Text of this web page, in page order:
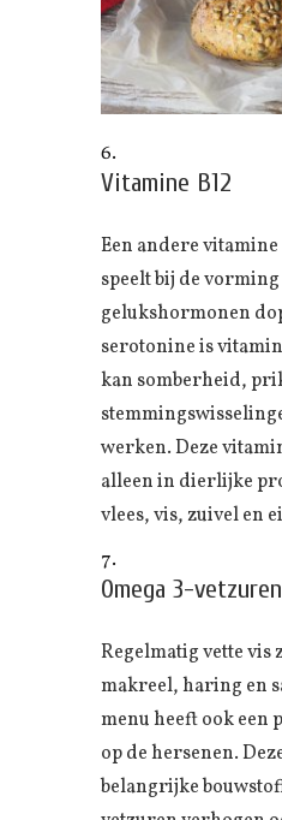
Vitamine B12
Een andere
speelt bij de vorming
gelukshormonen
serotonine is
kan somberheid,
werken. Deze
alleen in dierlijke
vlees, vis, zuivel en
Omega 3-vetzuren
Regelmatig vette vis
makreel, haring en
menu heeft ook een
op de hersenen.
belangrijke